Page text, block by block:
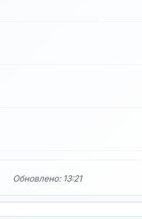
Обновлено: 13:21